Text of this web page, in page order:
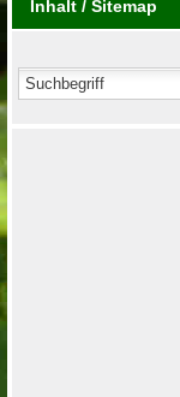
Inhalt / Sitemap